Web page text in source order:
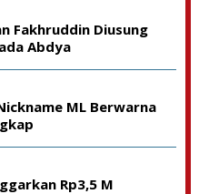
Fakhruddin Diusung
Abdya
ML Berwarna
Rp3,5 M